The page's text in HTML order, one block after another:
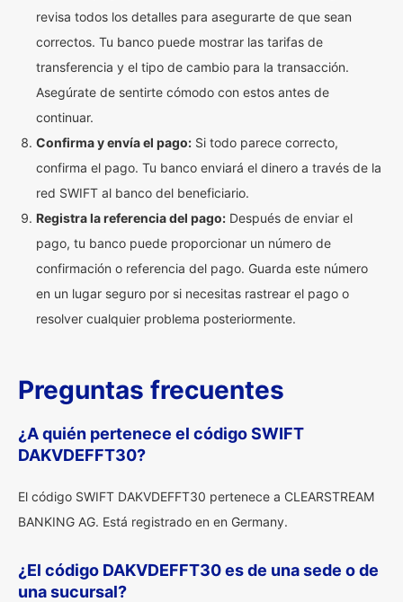
revisa todos los detalles para asegurarte de que sean
correctos. Tu banco puede mostrar las tarifas de
transferencia y el tipo de cambio para la transacción.
Asegúrate de sentirte cómodo con estos antes de
continuar.
Confirma y envía el pago: Si todo parece correcto,
confirma el pago. Tu banco enviará el dinero a través de la
red SWIFT al banco del beneficiario.
Registra la referencia del pago: Después de enviar el
pago, tu banco puede proporcionar un número de
confirmación o referencia del pago. Guarda este número
en un lugar seguro por si necesitas rastrear el pago o
resolver cualquier problema posteriormente.
Preguntas frecuentes
¿A quién pertenece el código SWIFT
DAKVDEFFT30?
El código SWIFT DAKVDEFFT30 pertenece a CLEARSTREAM
BANKING AG. Está registrado en en Germany.
¿El código DAKVDEFFT30 es de una sede o de
una sucursal?